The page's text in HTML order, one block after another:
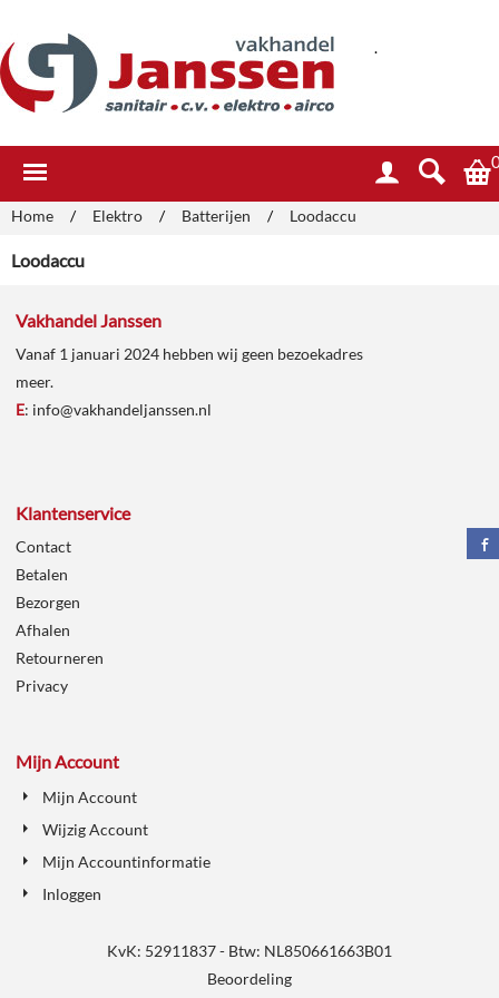
.
Home / Elektro / Batterijen / Loodaccu
Loodaccu
Vakhandel Janssen
Vanaf 1 januari 2024 hebben wij geen bezoekadres
meer.
E: info@vakhandeljanssen.nl
Klantenservice
Contact
Betalen
Bezorgen
Afhalen
Retourneren
Privacy
Mijn Account
Mijn Account
Wijzig Account
Mijn Accountinformatie
Inloggen
KvK: 52911837 - Btw: NL850661663B01
Beoordeling